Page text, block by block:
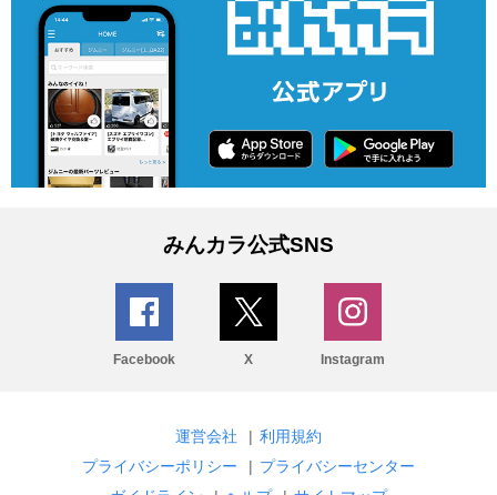
みんカラ公式SNS
Facebook X Instagram
運営会社 | 利用規約
プライバシーポリシー
| プライバシーセンター